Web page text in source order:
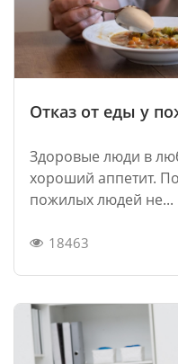
Отказ от еды у
Здоровые люди в
хороший аппетит.
пожилых людей не...
18463